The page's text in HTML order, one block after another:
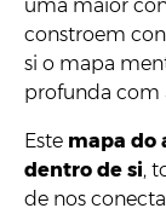
uma maior
constroem
si o mapa
profunda com
Este mapa do
dentro de si,
de nos